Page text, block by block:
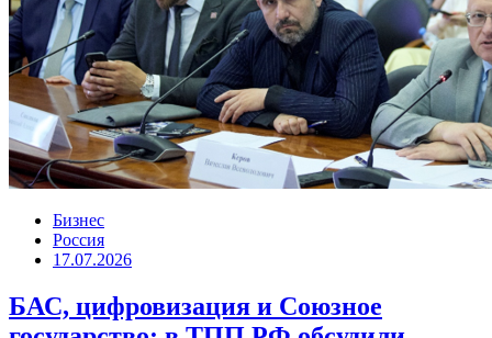
Бизнес
Россия
17.07.2026
БАС, цифровизация и Союзное